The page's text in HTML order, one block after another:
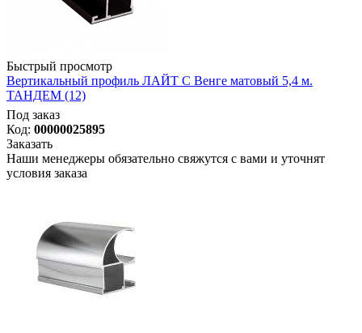
Быстрый просмотр
Вертикальный профиль ЛАЙТ С Венге матовый 5,4 м.
ТАНДЕМ (12)
Под заказ
Код: 00000025895
Заказать
Наши менеджеры обязательно свяжутся с вами и уточнят
условия заказа